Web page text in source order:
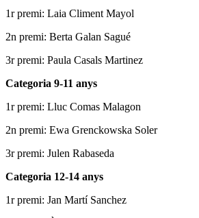
1r premi: Laia Climent Mayol
2n premi: Berta Galan Sagué
3r premi: Paula Casals Martinez
Categoria 9-11 anys
1r premi: Lluc Comas Malagon
2n premi: Ewa Grenckowska Soler
3r premi: Julen Rabaseda
Categoria 12-14 anys
1r premi: Jan Martí Sanchez